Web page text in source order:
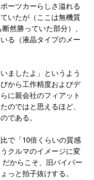
ーツカーらしさ溢れる
いたが（ここは無機質
然勝っていた部分）、
る（液晶タイプのメー
ましたよ」というよう
から工作精度およびデ
に親会社のフィアット
のではと思えるほど、
である。
で「10倍くらいの質感
クルマのイメージに変
からこそ、旧バイパー
っと拍子抜けする。